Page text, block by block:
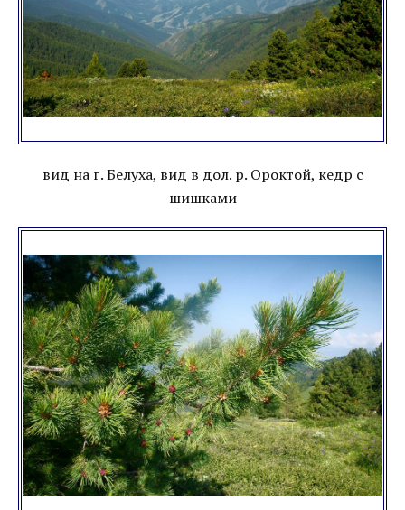
вид на г. Белуха, вид в дол. р. Ороктой, кедр с
шишками